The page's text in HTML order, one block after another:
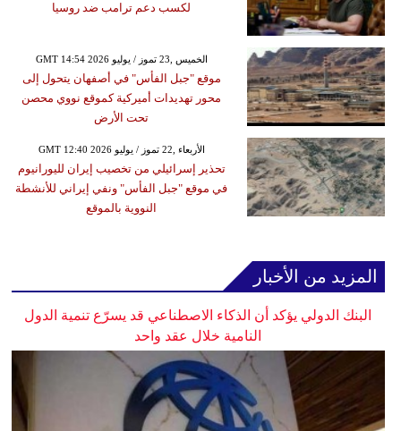
لكسب دعم ترامب ضد روسيا
GMT 14:54 2026 الخميس ,23 تموز / يوليو
موقع "جبل الفأس" في أصفهان يتحول إلى
محور تهديدات أميركية كموقع نووي محصن
تحت الأرض
GMT 12:40 2026 الأربعاء ,22 تموز / يوليو
تحذير إسرائيلي من تخصيب إيران لليورانيوم
في موقع "جبل الفأس" ونفي إيراني للأنشطة
النووية بالموقع
المزيد من الأخبار
البنك الدولي يؤكد أن الذكاء الاصطناعي قد يسرّع تنمية الدول
النامية خلال عقد واحد